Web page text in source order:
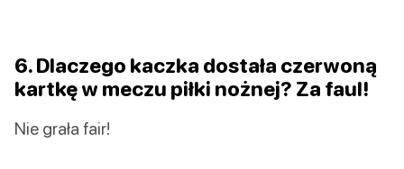
6. Dlaczego kaczka dostała czerwoną
kartkę w meczu piłki nożnej? Za faul!
Nie grała fair!